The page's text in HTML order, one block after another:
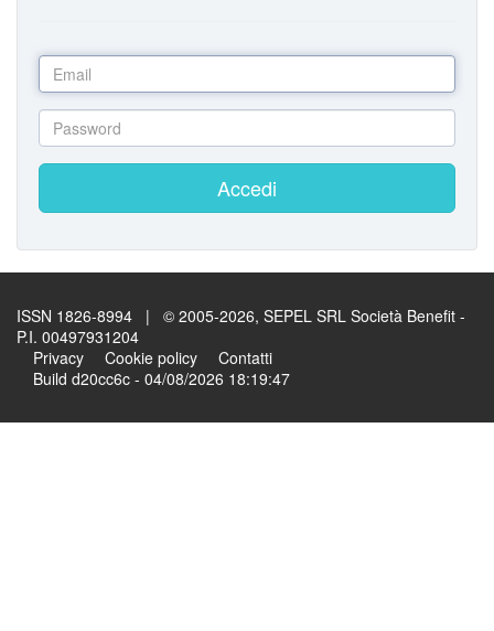
Accedi
ISSN 1826-8994 | © 2005-2026, SEPEL SRL Società Benefit -
P.I. 00497931204
Privacy
Cookie policy
Contatti
Build d20cc6c - 04/08/2026 18:19:47